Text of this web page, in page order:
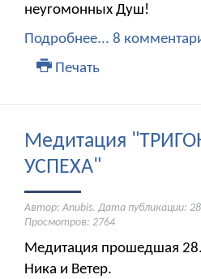
неугомонных Душ!
Подробнее... 8
Печать
Медитация
УСПЕХА"
Автор: Anubis. Дата публикации:
Просмотров: 2764
Медитация прошедшая
Ника и Ветер.